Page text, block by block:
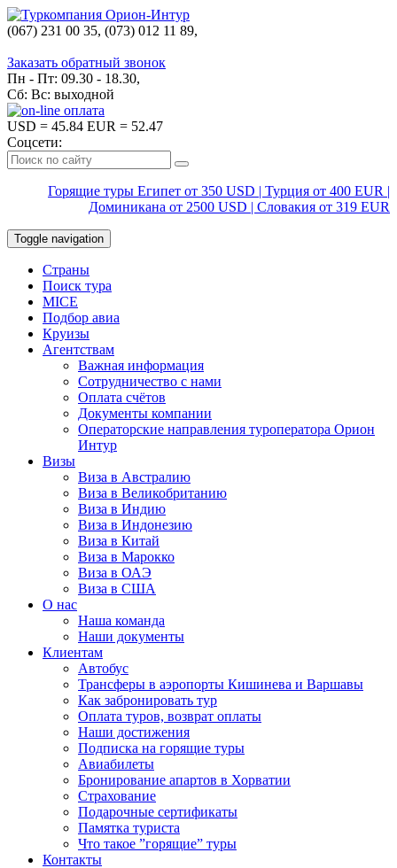
(067) 231 00 35, (073) 012 11 89,
Заказать обратный звонок
Пн - Пт: 09.30 - 18.30,
Сб: Вс: выходной
USD = 45.84 EUR = 52.47
Соцсети:
Горящие туры Египет от 350 USD | Турция от 400 EUR |
Доминикана от 2500 USD | Словакия от 319 EUR
Toggle navigation
Страны
Поиск тура
MICE
Подбор авиа
Круизы
Агентствам
Важная информация
Сотрудничество с нами
Оплата счётов
Документы компании
Операторские направления туроператора Орион
Интур
Визы
Виза в Австралию
Виза в Великобританию
Виза в Индию
Виза в Индонезию
Виза в Китай
Виза в Марокко
Виза в ОАЭ
Виза в США
О нас
Наша команда
Наши документы
Клиентам
Автобус
Трансферы в аэропорты Кишинева и Варшавы
Как забронировать тур
Оплата туров, возврат оплаты
Наши достижения
Подписка на горящие туры
Авиабилеты
Бронирование апартов в Хорватии
Страхование
Подарочные сертификаты
Памятка туриста
Что такое ”горящие” туры
Контакты